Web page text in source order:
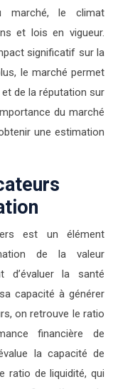
marché, le climat
et lois en vigueur.
significatif sur la
le marché permet
et de la réputation sur
du marché
une estimation
est un élément
de la valeur
d’évaluer la santé
capacité à générer
on retrouve le ratio
financière de
la capacité de
ratio de liquidité, qui